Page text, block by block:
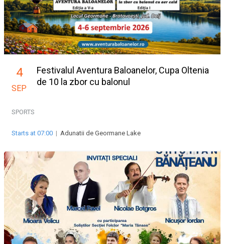
4
SEP
Festivalul Aventura Baloanelor, Cupa Oltenia
de 10 la zbor cu balonul
SPORTS
Starts at 07:00 | Adunatii de Geormane Lake